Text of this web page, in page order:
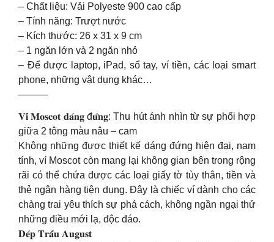
– Chất liệu: Vải Polyeste 900 cao cấp
– Tính năng: Trượt nước
– Kích thước: 26 x 31 x 9 cm
– 1 ngăn lớn và 2 ngăn nhỏ
– Để được laptop, iPad, sổ tay, ví tiền, các loại smart
phone, những vật dụng khác…
———
𝐕𝐢́ 𝐌𝐨𝐬𝐜𝐨𝐭 𝐝𝐚́𝐧𝐠 đ𝐮̛́𝐧𝐠: Thu hút ánh nhìn từ sự phối hợp
giữa 2 tông màu nâu – cam
Không những được thiết kế dáng đứng hiện đại, nam
tính, ví Moscot còn mang lại không gian bên trong rộng
rãi có thể chứa được các loại giấy tờ tùy thân, tiền và
thẻ ngân hàng tiện dụng. Đây là chiếc ví dành cho các
chàng trai yêu thích sự phá cách, không ngần ngại thử
những điều mới lạ, độc đáo.
𝐃𝐞́𝐩 𝐓𝐫𝐚̂́𝐮 𝐀𝐮𝐠𝐮𝐬𝐭